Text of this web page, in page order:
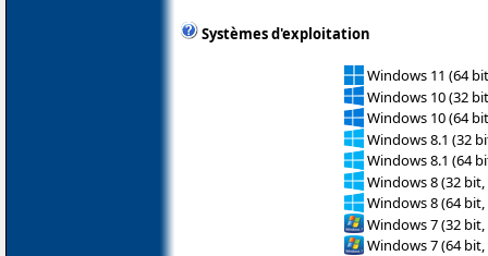
Systèmes d'exploitation
Windows 11 (64
Windows 10 (32
Windows 10 (64
Windows 8.1 (32
Windows 8.1 (64
Windows 8 (32 bit,
Windows 8 (64 bit,
Windows 7 (32 bit,
Windows 7 (64 bit,